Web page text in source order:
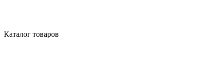
Каталог товаров